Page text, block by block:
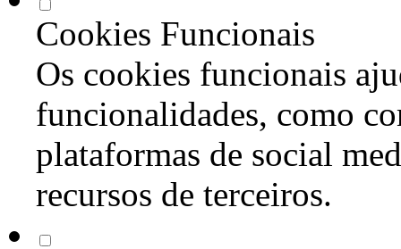
Cookies Funcionais
Os cookies funcionais
funcionalidades, como
plataformas de social
recursos de terceiros.